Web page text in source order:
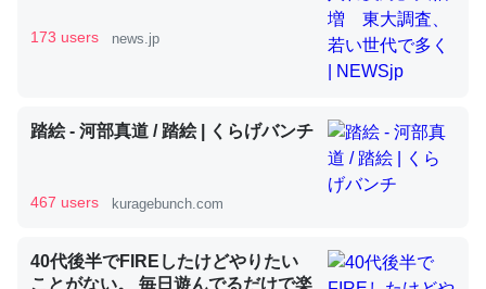
昆虫ってカルシウム少ないのか。知らんかった。調べたら
コオロギのカルシウム分はエビの600分の1程度。
─ニュース :: 【研究発表】昆虫学の大問題＝「昆虫はなぜ海にいな
利だから両方が拮抗してるのでは」とあって面白い。海に
いる鋏角類（カブトガニ・ウミグモ）はカルシウムを使わ
173 users news.jp
踏絵 - 河部真道 / 踏絵 | くらげバンチ
467 users kuragebunch.com
40代後半でFIREしたけどやりたい
ことがない。 毎日遊んでるだけで楽